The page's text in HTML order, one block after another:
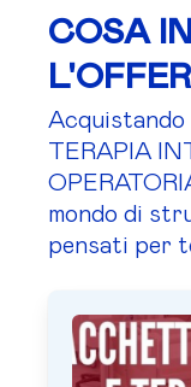
COSA
Acquistando
TERAPIA
mondo di
pensati per